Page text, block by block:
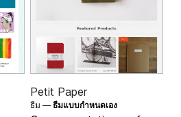
Petit Paper
ธีม — ธีมแบบกำหนดเอง